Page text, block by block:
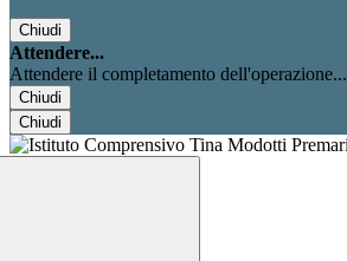
Chiudi
Attendere...
Attendere il completamento dell'operazione...
Chiudi
Chiudi